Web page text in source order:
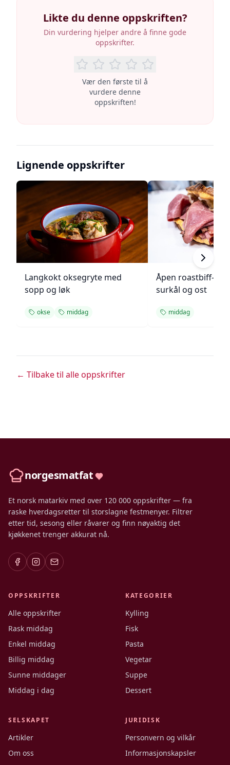
Likte du denne oppskriften?
Din vurdering hjelper andre å finne gode
oppskrifter.
Vær den første til å
vurdere denne
oppskriften!
Lignende oppskrifter
Langkokt oksegryte med
sopp og løk
okse middag
Åpen roastbiff-
surkål og ost
middag
← Tilbake til alle oppskrifter
norgesmatfat
Et norsk matarkiv med over 120 000 oppskrifter — fra
raske hverdagsretter til storslagne festmenyer. Filtrer
etter tid, sesong eller råvarer og finn nøyaktig det
kjøkkenet trenger akkurat nå.
OPPSKRIFTER
Alle oppskrifter
Rask middag
Enkel middag
Billig middag
Sunne middager
Middag i dag
KATEGORIER
Kylling
Fisk
Pasta
Vegetar
Suppe
Dessert
SELSKAPET
Artikler
Om oss
JURIDISK
Personvern og vilkår
Informasjonskapsler